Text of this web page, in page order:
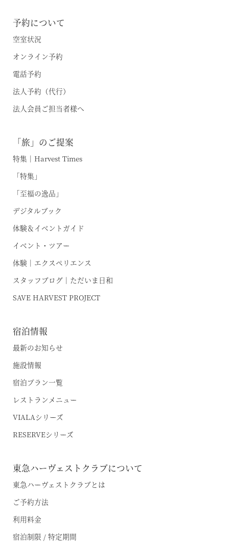
予約について
空室状況
オンライン予約
電話予約
法人予約（代行）
法人会員ご担当者様へ
「旅」のご提案
特集｜Harvest Times
「特集」
「至福の逸品」
デジタルブック
体験＆イベントガイド
イベント・ツアー
体験｜エクスペリエンス
スタッフブログ｜ただいま日和
SAVE HARVEST PROJECT
宿泊情報
最新のお知らせ
施設情報
宿泊プラン一覧
レストランメニュー
VIALAシリーズ
RESERVEシリーズ
東急ハーヴェストクラブについて
東急ハーヴェストクラブとは
ご予約方法
利用料金
宿泊制限 / 特定期間